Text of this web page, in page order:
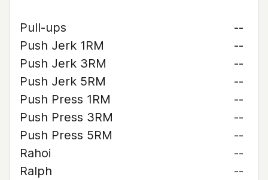
Pull-ups
--
Push Jerk 1RM
--
Push Jerk 3RM
--
Push Jerk 5RM
--
Push Press 1RM
--
Push Press 3RM
--
Push Press 5RM
--
Rahoi
--
Ralph
--